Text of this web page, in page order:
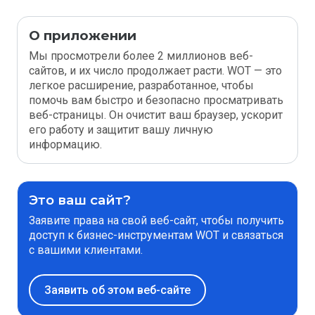
О приложении
Мы просмотрели более 2 миллионов веб-
сайтов, и их число продолжает расти. WOT — это
легкое расширение, разработанное, чтобы
помочь вам быстро и безопасно просматривать
веб-страницы. Он очистит ваш браузер, ускорит
его работу и защитит вашу личную
информацию.
Это ваш сайт?
Заявите права на свой веб-сайт, чтобы получить
доступ к бизнес-инструментам WOT и связаться
с вашими клиентами.
Заявить об этом веб-сайте